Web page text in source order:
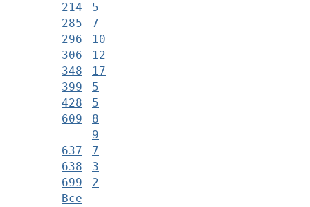
214
5
285
7
296
10
306
12
348
17
399
5
428
5
609
8
9
637
7
638
3
699
2
Все